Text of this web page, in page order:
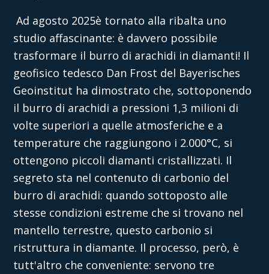
Ad agosto 2025è tornato alla ribalta uno
studio affascinante: è davvero possibile
trasformare il burro di arachidi in diamanti! Il
geofisico tedesco Dan Frost del Bayerisches
Geoinstitut ha dimostrato che, sottoponendo
il burro di arachidi a pressioni 1,3 milioni di
volte superiori a quelle atmosferiche e a
temperature che raggiungono i 2.000°C, si
ottengono piccoli diamanti cristallizzati. Il
segreto sta nel contenuto di carbonio del
burro di arachidi: quando sottoposto alle
stesse condizioni estreme che si trovano nel
mantello terrestre, questo carbonio si
ristruttura in diamante. Il processo, però, è
tutt'altro che conveniente: servono tre